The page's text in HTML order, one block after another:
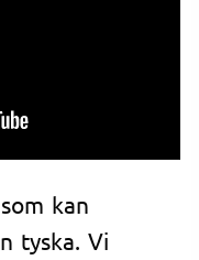
kan
tyska. Vi